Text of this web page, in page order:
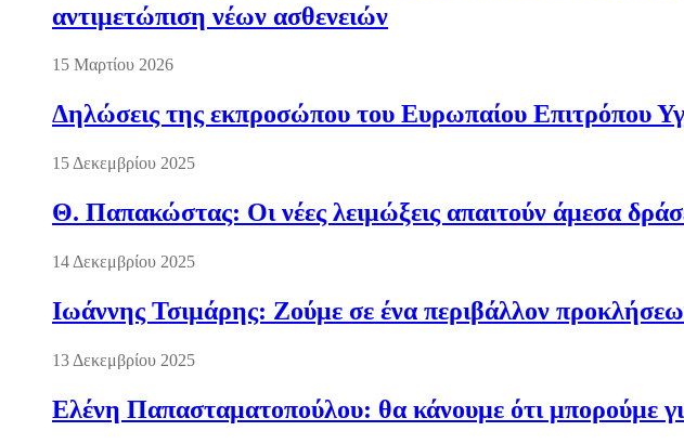
αντιμετώπιση νέων ασθενειών
15 Μαρτίου 2026
Δηλώσεις της εκπροσώπου του Ευρωπαίου Επιτρόπου
15 Δεκεμβρίου 2025
Θ. Παπακώστας: Οι νέες λειμώξεις απαιτούν άμεσα
14 Δεκεμβρίου 2025
Ιωάννης Τσιμάρης: Ζούμε σε ένα περιβάλλον
13 Δεκεμβρίου 2025
Ελένη Παπασταματοπούλου: θα κάνουμε ότι μπορούμε